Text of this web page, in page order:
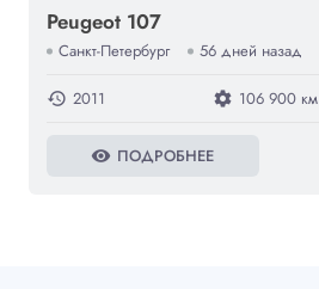
Peugeot 107
Санкт-Петербург 56 дней назад
history 2011 settings 106 900 км
visibility ПОДРОБНЕЕ